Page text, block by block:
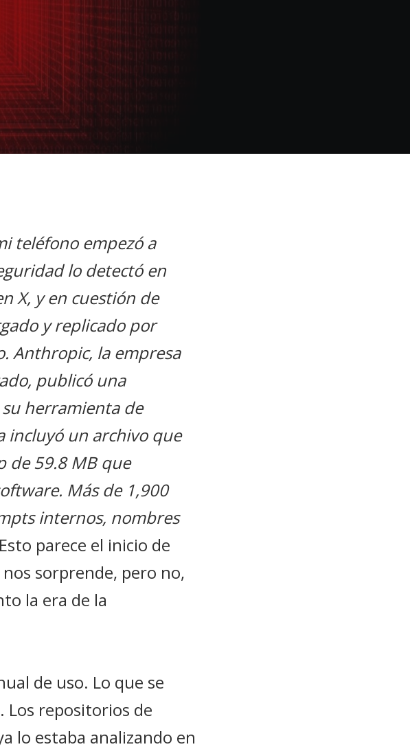
teléfono empezó a
lo detectó en
X, y en cuestión de
y replicado por
Anthropic, la empresa
publicó una
herramienta de
incluyó un archivo que
de 59.8 MB que
Más de 1,900
internos, nombres
parece el inicio de
sorprende, pero no,
la era de la
de uso. Lo que se
repositorios de
lo estaba analizando en